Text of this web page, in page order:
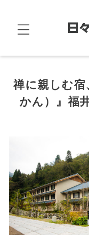
禅に親しむ宿
かん）』福